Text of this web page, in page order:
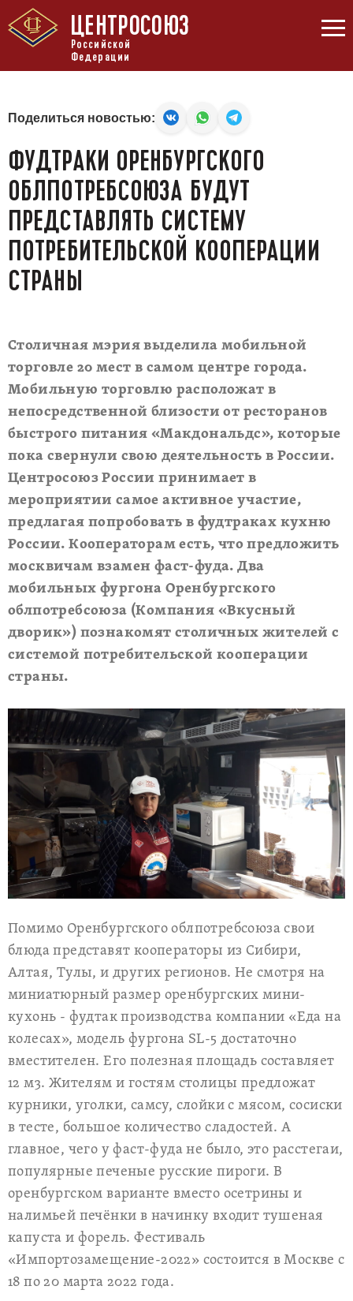
ЦЕНТРОСОЮЗ
Российской
Федерации
Поделиться новостью:
ФУДТРАКИ ОРЕНБУРГСКОГО
ОБЛПОТРЕБСОЮЗА БУДУТ
ПРЕДСТАВЛЯТЬ СИСТЕМУ
ПОТРЕБИТЕЛЬСКОЙ КООПЕРАЦИИ
СТРАНЫ
Столичная мэрия выделила мобильной
торговле 20 мест в самом центре города.
Мобильную торговлю расположат в
непосредственной близости от ресторанов
быстрого питания «Макдональдс», которые
пока свернули свою деятельность в России.
Центросоюз России принимает в
мероприятии самое активное участие,
предлагая попробовать в фудтраках кухню
России. Кооператорам есть, что предложить
москвичам взамен фаст-фуда. Два
мобильных фургона Оренбургского
облпотребсоюза (Компания «Вкусный
дворик») познакомят столичных жителей с
системой потребительской кооперации
страны.
Помимо Оренбургского облпотребсоюза свои
блюда представят кооператоры из Сибири,
Алтая, Тулы, и других регионов. Не смотря на
миниатюрный размер оренбургских мини-
кухонь - фудтак производства компании «Еда на
колесах», модель фургона SL-5 достаточно
вместителен. Его полезная площадь составляет
12 м3. Жителям и гостям столицы предложат
курники, уголки, самсу, слойки с мясом, сосиски
в тесте, большое количество сладостей. А
главное, чего у фаст-фуда не было, это расстегаи,
популярные печеные русские пироги. В
оренбургском варианте вместо осетрины и
налимьей печёнки в начинку входит тушеная
капуста и форель. Фестиваль
«Импортозамещение-2022» состоится в Москве с
18 по 20 марта 2022 года.